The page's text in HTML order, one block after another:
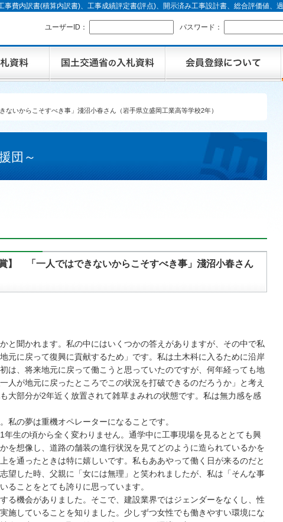
事費内訳書(積算内訳書)、工事成績評定書(評点)、開示済み工事設計書、総合評価値、
ユーザーID：
パスワード：
いからこそすべき事」淺沼小春さん（岩手県立盛岡工業高等学校2年）
団～
】 「一人ではできないからこそすべき事」淺沼小春さん
と聞かれます。私の中にはいくつかの答えがありますが、その中で私
元に戻って復興に貢献するため」です。私は土木科に入るために沿岸
は、将来地元に戻って働こうと思っていたのですが、何年経っても地
人が地元に戻ったところでこの状況を打破できるのだろうか」と考え
大部分が2年近く放置されて雑草まみれの状態です。私は無力感を感
の夢は重機オペレーターになることです。
生の頃から全く変わりません。通学中に工事現場を見るととても興
を想像し、道路の舗装の進行状況を見てどのように造られているかを
を通ったときは特に嬉しいです。私もああやって働く日が来るのだと
望した時、父親に「女には無理」と笑われましたが、私は「そんな事
ることをとても誇りに思っています。
る機会がありました。そこで、建設業界ではジェンダーをなくし、性
施していることを知りました。少しずつ女性でも働きやすい環境にな